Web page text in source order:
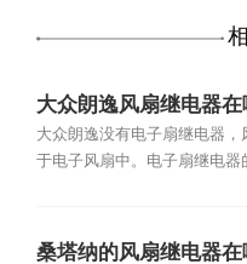
大众朗逸风扇继电器在
大众朗逸没有电子扇继电器，
于电子风扇中。电子扇继电器
桑塔纳的风扇继电器在